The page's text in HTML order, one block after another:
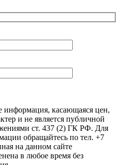
информация, касающаяся цен,
и не является публичной
ст. 437 (2) ГК РФ. Для
обращайтесь по тел. +7
на данном сайте
в любое время без